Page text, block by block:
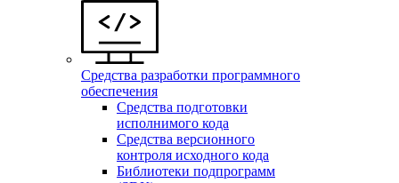
Средства разработки программного
обеспечения
Средства подготовки
исполнимого кода
Средства версионного
контроля исходного кода
Библиотеки подпрограмм